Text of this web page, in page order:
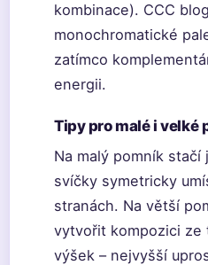
kombinace). CCC
monochromatické
zatímco
energii.
Tipy pro malé i velké
Na malý pomník stačí
svíčky symetricky
stranách. Na větší
vytvořit kompozici ze
výšek – nejvyšší